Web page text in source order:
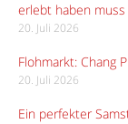
erlebt haben muss
20. Juli 2026
Flohmarkt: Chang
20. Juli 2026
Ein perfekter